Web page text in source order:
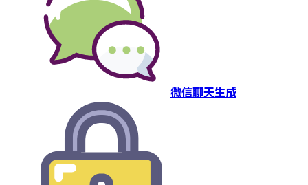
微信聊天生成